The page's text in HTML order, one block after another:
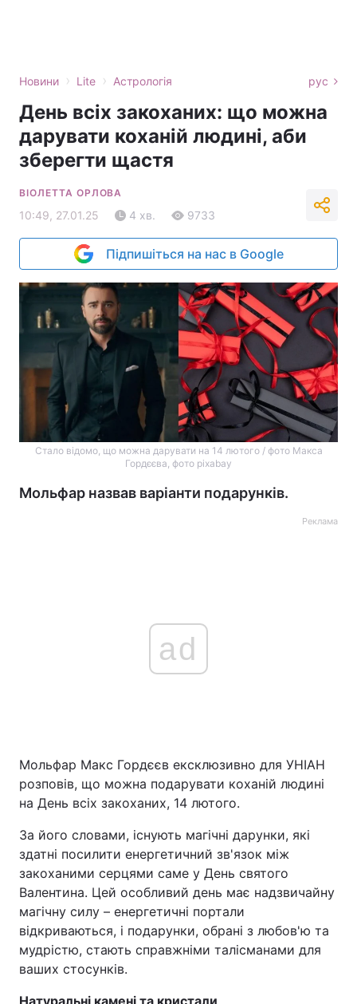
Новини › Lite › Астрологія рус
День всіх закоханих: що можна
дарувати коханій людині, аби
зберегти щастя
ВІОЛЕТТА ОРЛОВА
10:49, 27.01.25 4 хв. 9733
Підпишіться на нас в Google
Стало відомо, що можна дарувати на 14 лютого / фото Макса
Гордєєва, фото pixabay
Мольфар назвав варіанти подарунків.
Реклама
ad
Мольфар Макс Гордєєв ексклюзивно для УНІАН
розповів, що можна подарувати коханій людині
на День всіх закоханих, 14 лютого.
За його словами, існують магічні дарунки, які
здатні посилити енергетичний зв'язок між
закоханими серцями саме у День святого
Валентина. Цей особливий день має надзвичайну
магічну силу – енергетичні портали
відкриваються, і подарунки, обрані з любов'ю та
мудрістю, стають справжніми талісманами для
ваших стосунків.
Натуральні камені та кристали